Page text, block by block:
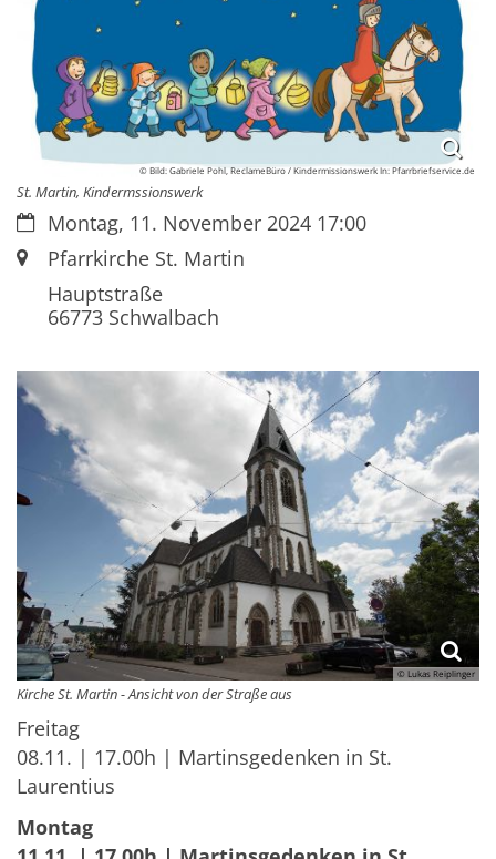
© Bild: Gabriele Pohl, ReclameBüro / Kindermissionswerk In: Pfarrbriefservice.de
St. Martin, Kindermssionswerk
Datum:Montag, 11. November 2024 17:00
Ort:Pfarrkirche St. Martin
Hauptstraße
66773Schwalbach
© Lukas Reiplinger
Kirche St. Martin - Ansicht von der Straße aus
Freitag
08.11. | 17.00h | Martinsgedenken in St.
Laurentius
Montag